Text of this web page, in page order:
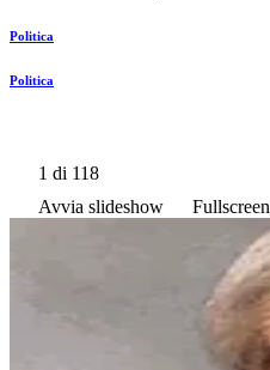
Politica
Politica
1 di 118
Avvia slideshow
Fullscreen